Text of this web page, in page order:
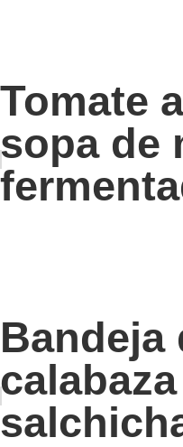
Tomate
sopa de
Bandeja